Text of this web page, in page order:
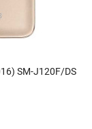
SM-J120F/DS